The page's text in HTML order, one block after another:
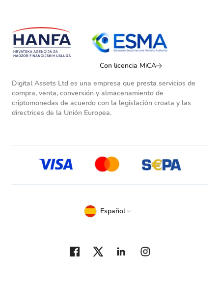
Con licencia MiCA
Digital Assets Ltd es una empresa que presta servicios de
compra, venta, conversión y almacenamiento de
criptomonedas de acuerdo con la legislación croata y las
directrices de la Unión Europea.
Español